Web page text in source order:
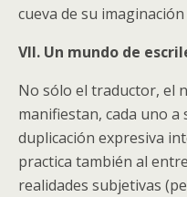
cueva de su
VII. Un mundo de
No sólo el traductor, el
manifiestan, cada uno a
duplicación expresiva
practica también al
realidades subjetivas